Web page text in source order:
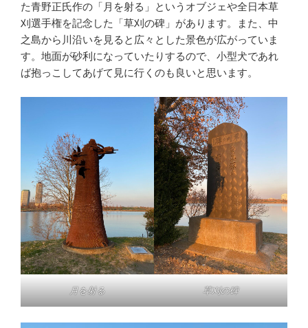
た青野正氏作の「月を射る」というオブジェや全日本草
刈選手権を記念した「草刈の碑」があります。また、中
之島から川沿いを見ると広々とした景色が広がっていま
す。地面が砂利になっていたりするので、小型犬であれ
ば抱っこしてあげて見に行くのも良いと思います。
月を射る 草刈の碑